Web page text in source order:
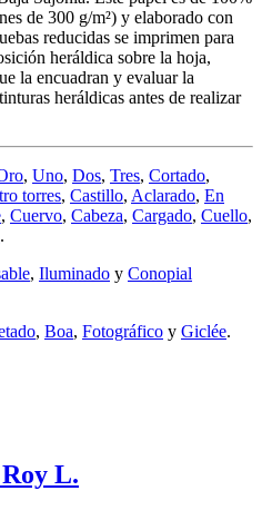
de 300 g/m²) y elaborado con
reducidas se imprimen para
heráldica sobre la hoja,
la encuadran y evaluar la
heráldicas antes de realizar
, Uno, Dos, Tres, Cortado,
torres, Castillo, Aclarado, En
, Cuervo, Cabeza, Cargado, Cuello,
.
, Iluminado y Conopial
, Boa, Fotográfico y Giclée.
L.